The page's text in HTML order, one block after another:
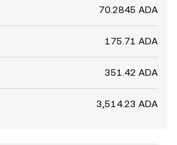
70.2845 ADA
175.71 ADA
351.42 ADA
3,514.23 ADA